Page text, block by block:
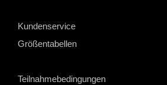
Kundenservice
Größentabellen
Teilnahmebedingungen